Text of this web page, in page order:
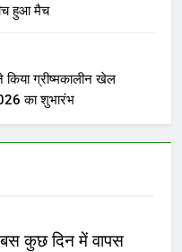
हुआ मैच
किया ग्रीष्मकालीन खेल
का शुभारंभ
बस कुछ दिन में वापस